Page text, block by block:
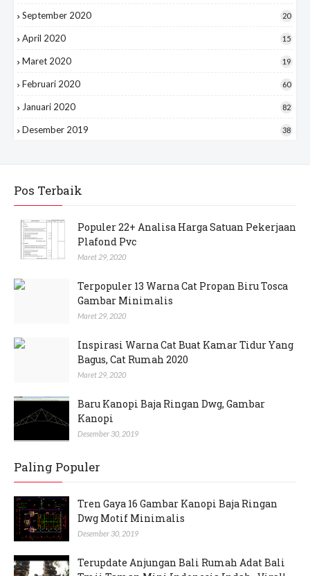
September 2020 20
April 2020 15
Maret 2020 19
Februari 2020 60
Januari 2020 82
Desember 2019 38
Pos Terbaik
Populer 22+ Analisa Harga Satuan Pekerjaan
Plafond Pvc
Maret 29, 2020
Terpopuler 13 Warna Cat Propan Biru Tosca
Gambar Minimalis
Maret 29, 2020
Inspirasi Warna Cat Buat Kamar Tidur Yang
Bagus, Cat Rumah 2020
Maret 29, 2020
Baru Kanopi Baja Ringan Dwg, Gambar
Kanopi
Desember 30, 2019
Paling Populer
Tren Gaya 16 Gambar Kanopi Baja Ringan
Dwg Motif Minimalis
Desember 30, 2019
Terupdate Anjungan Bali Rumah Adat Bali